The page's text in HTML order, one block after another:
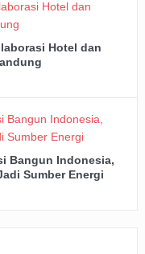
Hotel dan
Bangun Indonesia,
Sumber Energi